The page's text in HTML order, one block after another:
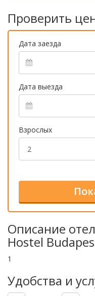
Проверить
Дата заезда
Дата выезда
Взрослых
Описание
Hostel
1
Удобства и